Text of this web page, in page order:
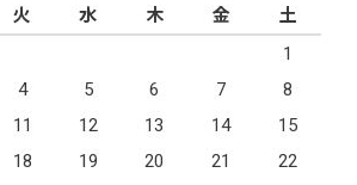
火 水 木 金
土
1
4 5 6 7
8
11 12 13 14
15
18 19 20 21
22